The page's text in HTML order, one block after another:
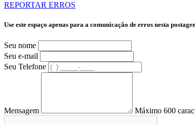
REPORTAR ERROS
Use este espaço apenas para a comunicação de erros nesta
Seu nome
Seu e-mail
Seu Telefone
Mensagem Máximo 600